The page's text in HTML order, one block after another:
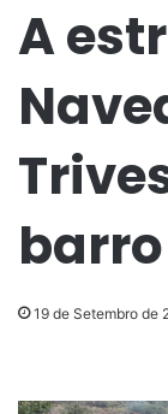
A
19 de Setembro de